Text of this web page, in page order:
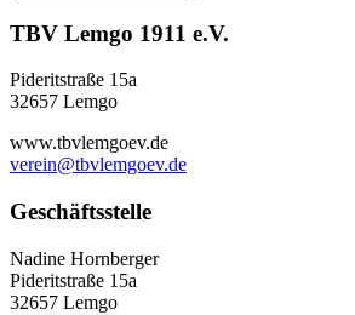
TBV Lemgo 1911 e.V.
Pideritstraße 15a
32657 Lemgo
www.tbvlemgoev.de
verein@tbvlemgoev.de
Geschäftsstelle
Nadine Hornberger
Pideritstraße 15a
32657 Lemgo